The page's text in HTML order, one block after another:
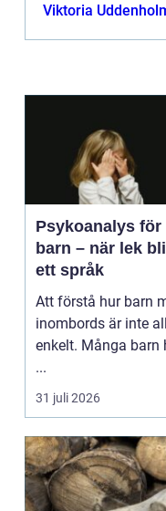
Viktoria
Psykoanalys för
barn – när lek
ett språk
Att förstå hur barn
inombords är inte
enkelt. Många barn
...
31 juli 2026